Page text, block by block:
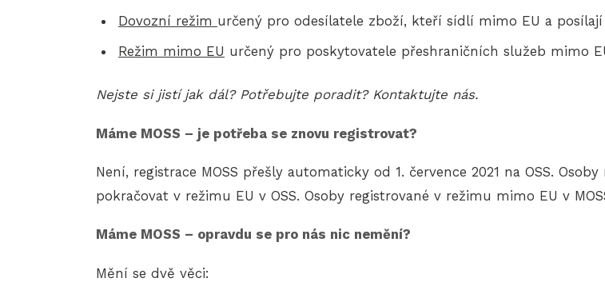
Dovozní režim určený pro odesílatele zboží, kteří sídlí mimo EU a
Režim mimo EU určený pro poskytovatele přeshraničních služeb mimo
Nejste si jistí jak dál? Potřebujte poradit? Kontaktujte nás.
Máme MOSS – je potřeba se znovu registrovat?
Není, registrace MOSS přešly automaticky od 1. července 2021 na OSS.
pokračovat v režimu EU v OSS. Osoby registrované v režimu mimo EU v
Máme MOSS – opravdu se pro nás nic nemění?
Mění se dvě věci: